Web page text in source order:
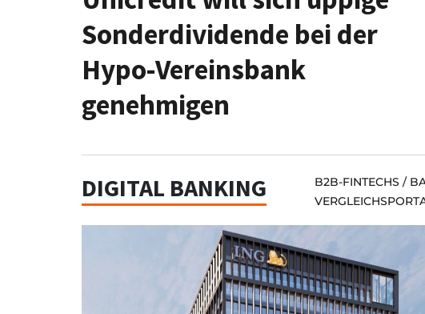
Sonderdividende bei der
Hypo-Vereinsbank
genehmigen
DIGITAL BANKING B2B-FINTECHS /